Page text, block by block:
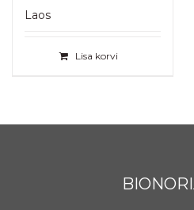
Laos
Lisa korvi